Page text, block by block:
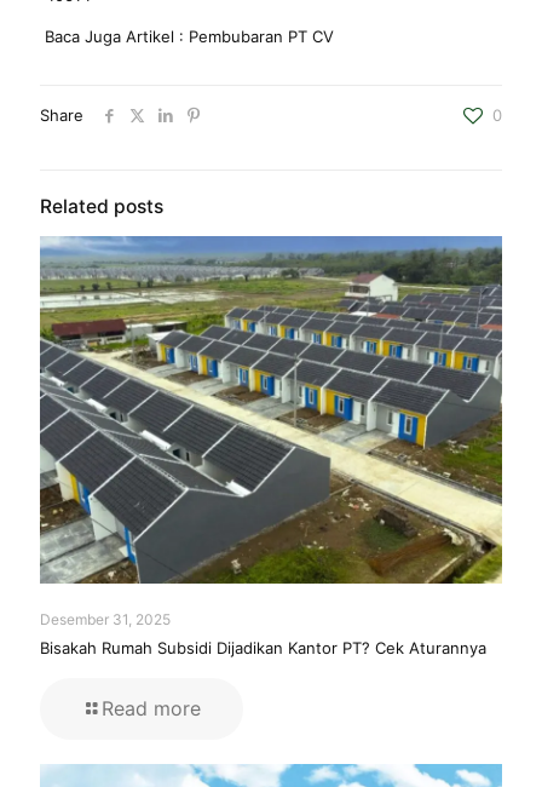
Baca Juga Artikel : Pembubaran PT CV
Share 0
Related posts
Desember 31, 2025
Bisakah Rumah Subsidi Dijadikan Kantor PT? Cek Aturannya
Read more